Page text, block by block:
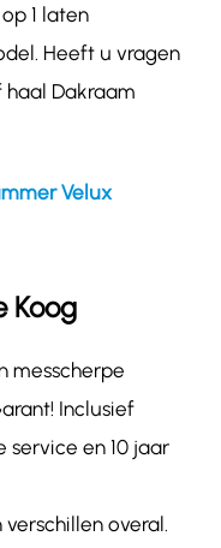
1 laten
Heeft u vragen
haal Dakraam
Velux
Koog
messcherpe
Inclusief
en 10 jaar
overal.